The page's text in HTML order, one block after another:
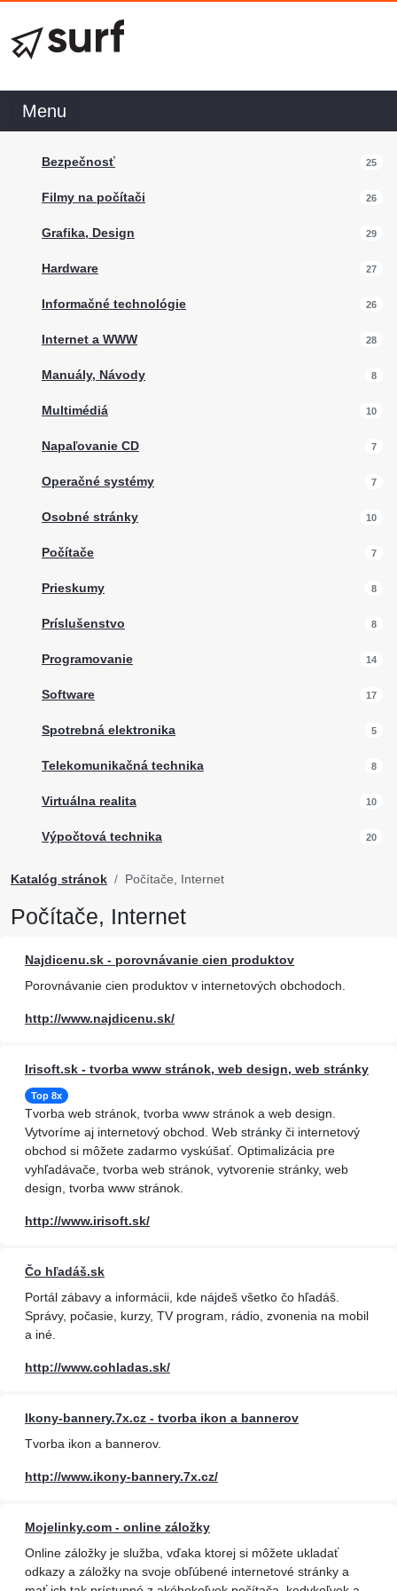
Menu
Bezpečnosť 25
Filmy na počítači 26
Grafika, Design 29
Hardware 27
Informačné technológie 26
Internet a WWW 28
Manuály, Návody 8
Multimédiá 10
Napaľovanie CD 7
Operačné systémy 7
Osobné stránky 10
Počítače 7
Prieskumy 8
Príslušenstvo 8
Programovanie 14
Software 17
Spotrebná elektronika 5
Telekomunikačná technika 8
Virtuálna realita 10
Výpočtová technika 20
Katalóg stránok Počítače, Internet
Počítače, Internet
Najdicenu.sk - porovnávanie cien produktov
Porovnávanie cien produktov v internetových obchodoch.
http://www.najdicenu.sk/
Irisoft.sk - tvorba www stránok, web design, web stránky
Top 8x
Tvorba web stránok, tvorba www stránok a web design.
Vytvoríme aj internetový obchod. Web stránky či internetový
obchod si môžete zadarmo vyskúšať. Optimalizácia pre
vyhľadávače, tvorba web stránok, vytvorenie stránky, web
design, tvorba www stránok.
http://www.irisoft.sk/
Čo hľadáš.sk
Portál zábavy a informácii, kde nájdeš všetko čo hľadáš.
Správy, počasie, kurzy, TV program, rádio, zvonenia na mobil
a iné.
http://www.cohladas.sk/
Ikony-bannery.7x.cz - tvorba ikon a bannerov
Tvorba ikon a bannerov.
http://www.ikony-bannery.7x.cz/
Mojelinky.com - online záložky
Online záložky je služba, vďaka ktorej si môžete ukladať
odkazy a záložky na svoje obľúbené internetové stránky a